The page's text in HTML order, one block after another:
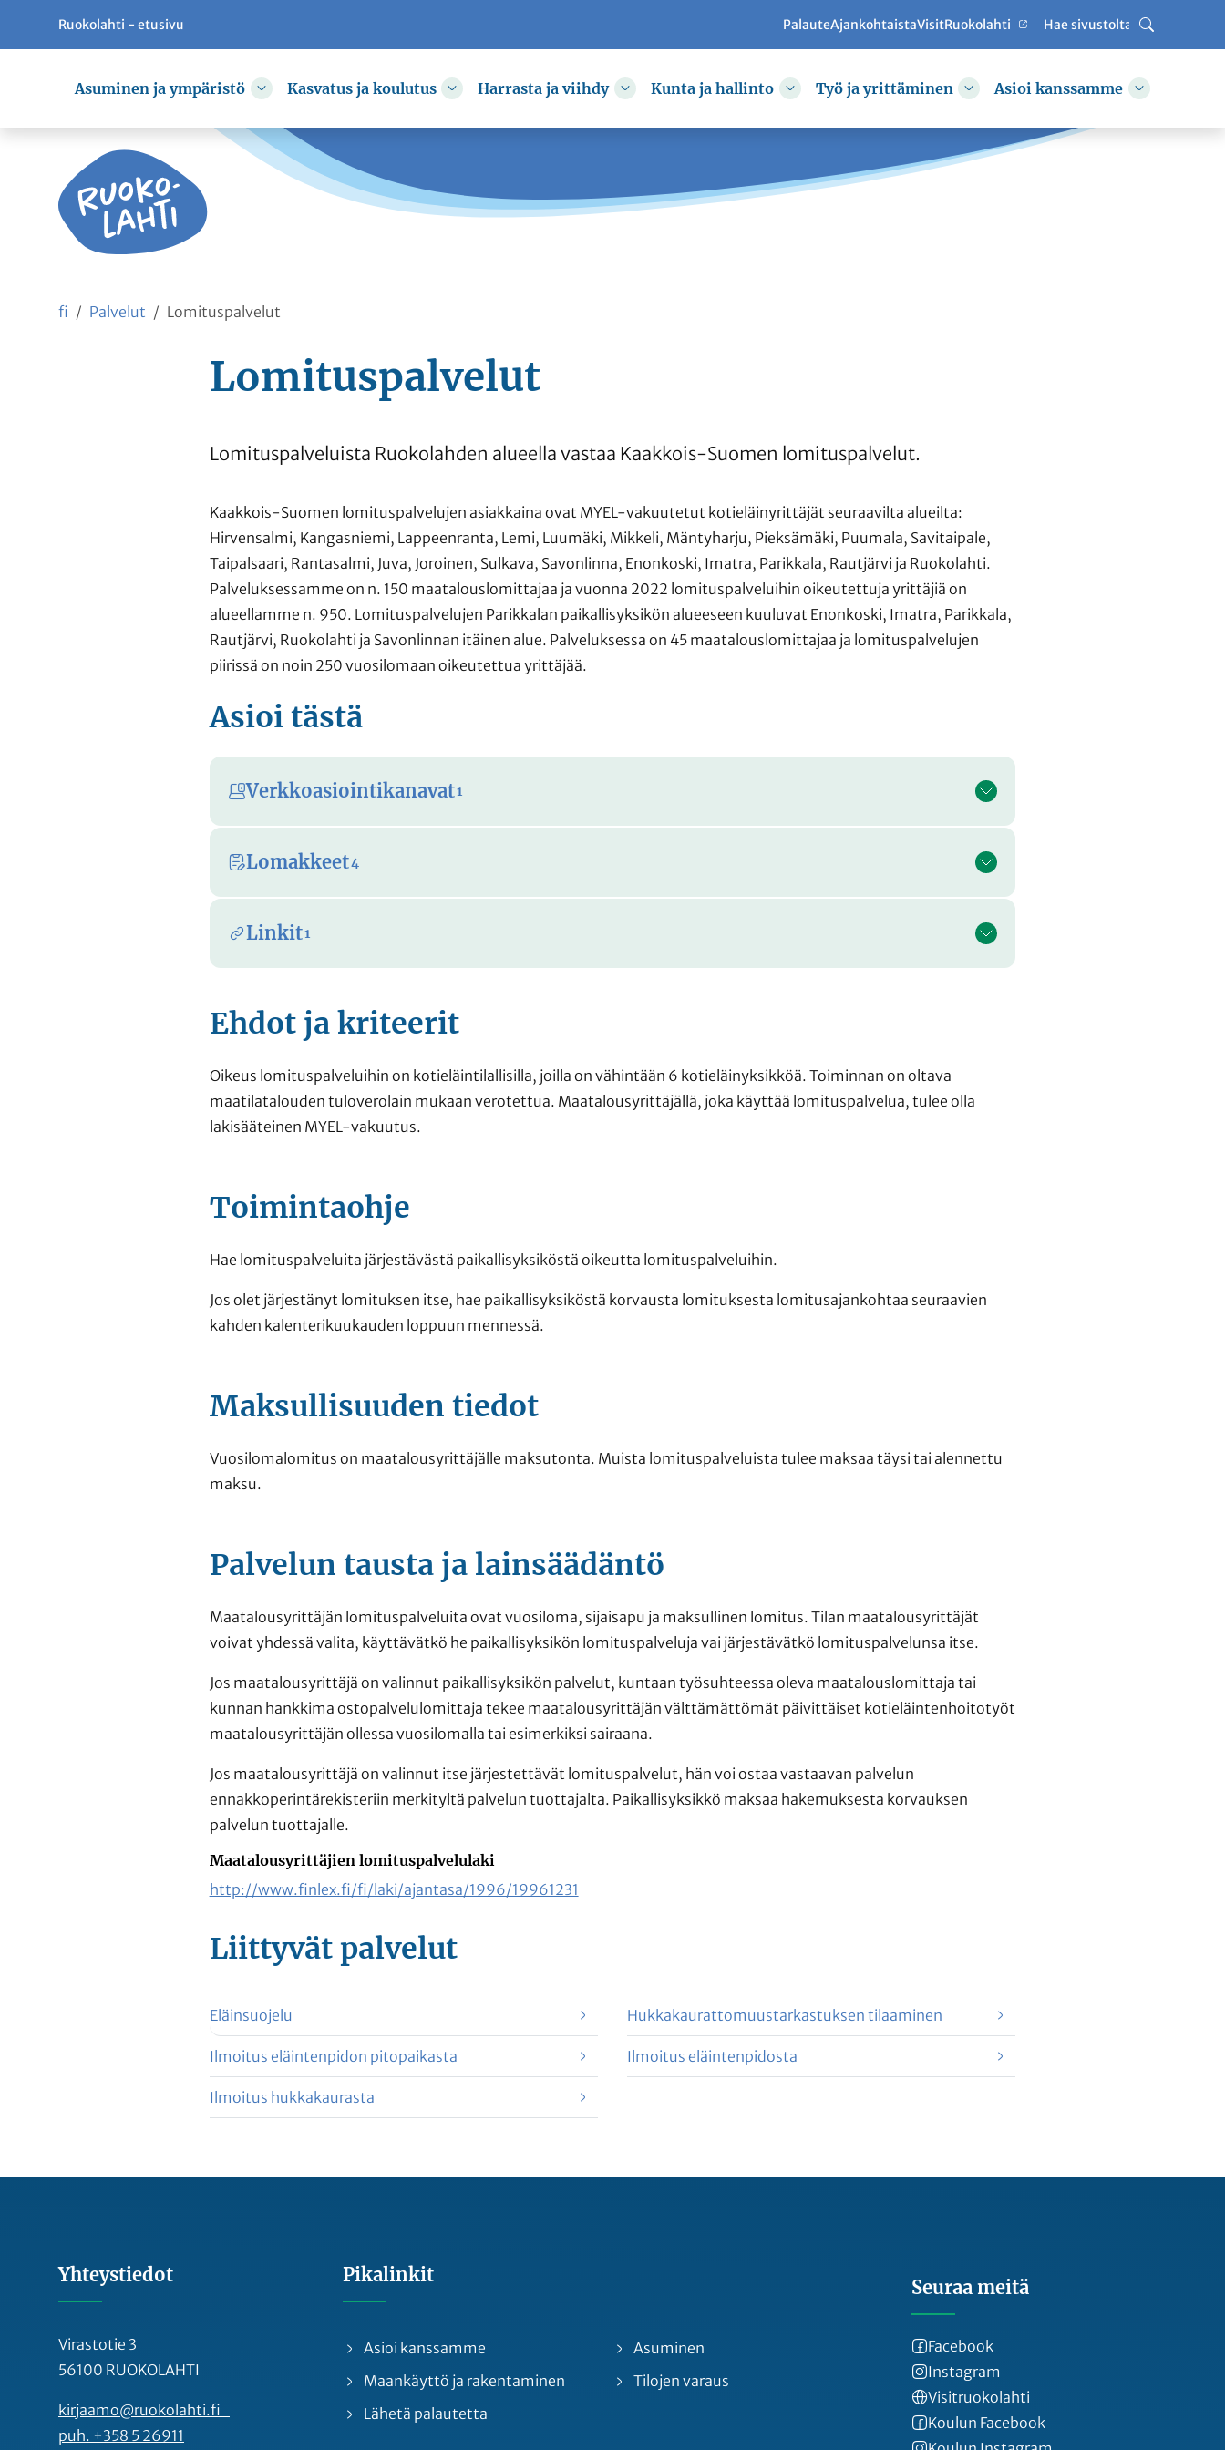
Siirry pääsisältöön
Ruokolahti - etusivu PalauteAjankohtaistaVisitRuokolahti
Haku
Asuminen ja ympäristö
Vaihda alasvetovalikkoa
Kasvatus ja koulutus
Vaihda alasvetovalikkoa
Harrasta ja viihdy
Vaihda alasvetovalikkoa
Kunta ja hallinto
Vaihda alasvetovalikkoa
Työ ja yrittäminen
Vaihda alasvetovalikkoa
Asioi kanssamme
Vaihda
fi Palvelut Lomituspalvelut
Lomituspalvelut
Lomituspalveluista Ruokolahden alueella vastaa Kaakkois-Suomen lomituspalvelut.
Kaakkois-Suomen lomituspalvelujen asiakkaina ovat MYEL-vakuutetut kotieläinyrittäjät seuraavilta alueilta:
Hirvensalmi, Kangasniemi, Lappeenranta, Lemi, Luumäki, Mikkeli, Mäntyharju, Pieksämäki, Puumala, Savitaipale,
Taipalsaari, Rantasalmi, Juva, Joroinen, Sulkava, Savonlinna, Enonkoski, Imatra, Parikkala, Rautjärvi ja Ruokolahti.
Palveluksessamme on n. 150 maatalouslomittajaa ja vuonna 2022 lomituspalveluihin oikeutettuja yrittäjiä on
alueellamme n. 950. Lomituspalvelujen Parikkalan paikallisyksikön alueeseen kuuluvat Enonkoski, Imatra, Parikkala,
Rautjärvi, Ruokolahti ja Savonlinnan itäinen alue. Palveluksessa on 45 maatalouslomittajaa ja lomituspalvelujen
piirissä on noin 250 vuosilomaan oikeutettua yrittäjää.
Asioi tästä
Verkkoasiointikanavat1
Lomakkeet4
Linkit1
Ehdot ja kriteerit
Oikeus lomituspalveluihin on kotieläintilallisilla, joilla on vähintään 6 kotieläinyksikköä. Toiminnan on oltava
maatilatalouden tuloverolain mukaan verotettua. Maatalousyrittäjällä, joka käyttää lomituspalvelua, tulee olla
lakisääteinen MYEL-vakuutus.
Toimintaohje
Hae lomituspalveluita järjestävästä paikallisyksiköstä oikeutta lomituspalveluihin.
Jos olet järjestänyt lomituksen itse, hae paikallisyksiköstä korvausta lomituksesta lomitusajankohtaa seuraavien
kahden kalenterikuukauden loppuun mennessä.
Maksullisuuden tiedot
Vuosilomalomitus on maatalousyrittäjälle maksutonta. Muista lomituspalveluista tulee maksaa täysi tai alennettu
maksu.
Palvelun tausta ja lainsäädäntö
Maatalousyrittäjän lomituspalveluita ovat vuosiloma, sijaisapu ja maksullinen lomitus. Tilan maatalousyrittäjät
voivat yhdessä valita, käyttävätkö he paikallisyksikön lomituspalveluja vai järjestävätkö lomituspalvelunsa itse.
Jos maatalousyrittäjä on valinnut paikallisyksikön palvelut, kuntaan työsuhteessa oleva maatalouslomittaja tai
kunnan hankkima ostopalvelulomittaja tekee maatalousyrittäjän välttämättömät päivittäiset kotieläintenhoitotyöt
maatalousyrittäjän ollessa vuosilomalla tai esimerkiksi sairaana.
Jos maatalousyrittäjä on valinnut itse järjestettävät lomituspalvelut, hän voi ostaa vastaavan palvelun
ennakkoperintärekisteriin merkityltä palvelun tuottajalta. Paikallisyksikkö maksaa hakemuksesta korvauksen
palvelun tuottajalle.
Maatalousyrittäjien lomituspalvelulaki
http://www.finlex.fi/fi/laki/ajantasa/1996/19961231
Liittyvät palvelut
Eläinsuojelu Hukkakaurattomuustarkastuksen tilaaminen
Ilmoitus eläintenpidon pitopaikasta Ilmoitus eläintenpidosta
Ilmoitus hukkakaurasta
Yhteystiedot
Virastotie 3
56100 RUOKOLAHTI
kirjaamo@ruokolahti.fi
puh. +358 5 26911
Pikalinkit
Asioi kanssamme
Asuminen
Maankäyttö ja rakentaminen
Tilojen varaus
Lähetä palautetta
Seuraa meitä
Facebook
Instagram
Visitruokolahti
Koulun Facebook